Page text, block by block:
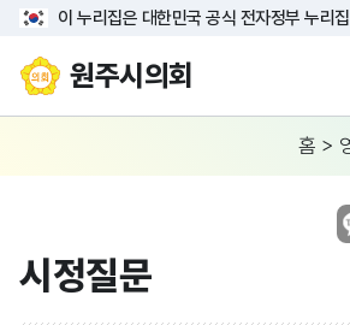
이 누리집은 대한민국 공식 전자정부 누리
원주시의회
홈 >
시정질문